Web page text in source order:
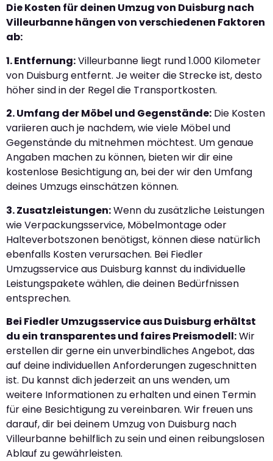
Die Kosten für deinen Umzug von Duisburg nach
Villeurbanne hängen von verschiedenen Faktoren
ab:
1. Entfernung:Villeurbanne liegt rund 1.000 Kilometer
von Duisburg entfernt. Je weiter die Strecke ist, desto
höher sind in der Regel die Transportkosten.
2. Umfang der Möbel und Gegenstände: Die Kosten
variieren auch je nachdem, wie viele Möbel und
Gegenstände du mitnehmen möchtest. Um genaue
Angaben machen zu können, bieten wir dir eine
kostenlose Besichtigung an, bei der wir den Umfang
deines Umzugs einschätzen können.
3. Zusatzleistungen:Wenn du zusätzliche Leistungen
wie Verpackungsservice, Möbelmontage oder
Halteverbotszonen benötigst, können diese natürlich
ebenfalls Kosten verursachen. Bei Fiedler
Umzugsservice aus Duisburg kannst du individuelle
Leistungspakete wählen, die deinen Bedürfnissen
entsprechen.
Bei Fiedler Umzugsservice aus Duisburg erhältst
du ein transparentes und faires Preismodell:Wir
erstellen dir gerne ein unverbindliches Angebot, das
auf deine individuellen Anforderungen zugeschnitten
ist. Du kannst dich jederzeit an uns wenden, um
weitere Informationen zu erhalten und einen Termin
für eine Besichtigung zu vereinbaren. Wir freuen uns
darauf, dir bei deinem Umzug von Duisburg nach
Villeurbanne behilflich zu sein und einen reibungslosen
Ablauf zu gewährleisten.